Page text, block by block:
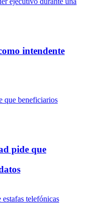
intendente
pide que